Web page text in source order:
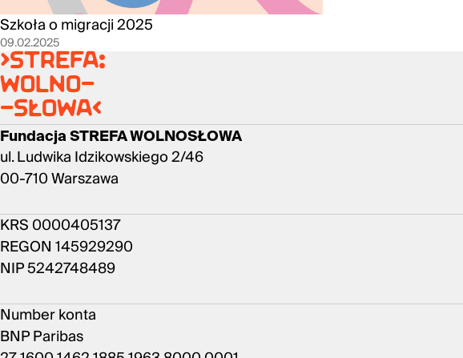
Szkoła o migracji 2025
09.02.2025
>strefa:
wolno-
-słowa<
Fundacja STREFA WOLNOSŁOWA
ul. Ludwika Idzikowskiego 2/46
00-710 Warszawa
KRS 0000405137
REGON 145929290
NIP 5242748489
Number konta
BNP Paribas